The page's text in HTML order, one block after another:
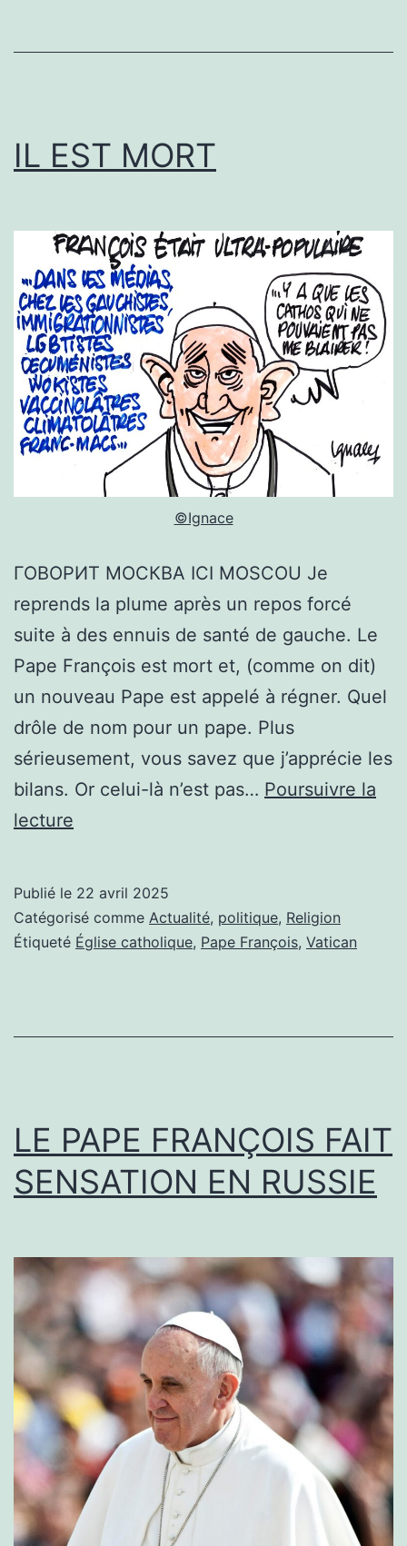
IL EST MORT
©Ignace
ГОВОРИТ МОСКВА ICI MOSCOU Je
reprends la plume après un repos forcé
suite à des ennuis de santé de gauche. Le
Pape François est mort et, (comme on dit)
un nouveau Pape est appelé à régner. Quel
drôle de nom pour un pape. Plus
sérieusement, vous savez que j’apprécie les
bilans. Or celui-là n’est pas… Poursuivre la
lecture
Publié le 22 avril 2025
Catégorisé comme Actualité, politique, Religion
Étiqueté Église catholique, Pape François, Vatican
LE PAPE FRANÇOIS FAIT
SENSATION EN RUSSIE